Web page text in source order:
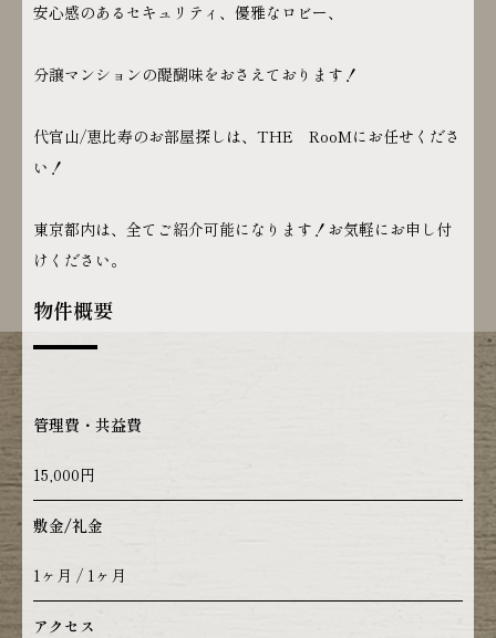
安心感のあるセキュリティ、優雅なロビー、
分譲マンションの醍醐味をおさえております！
代官山/恵比寿のお部屋探しは、THE RooMにお任せくださ
い！
東京都内は、全てご紹介可能になります！お気軽にお申し付
けください。
物件概要
管理費・共益費
15,000円
敷金/礼金
1ヶ月 / 1ヶ月
アクセス